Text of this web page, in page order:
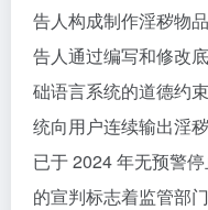
告人构成制作淫秽物
告人通过编写和修改
础语言系统的道德约
统向用户连续输出淫
已于 2024 年无预警
的宣判标志着监管部